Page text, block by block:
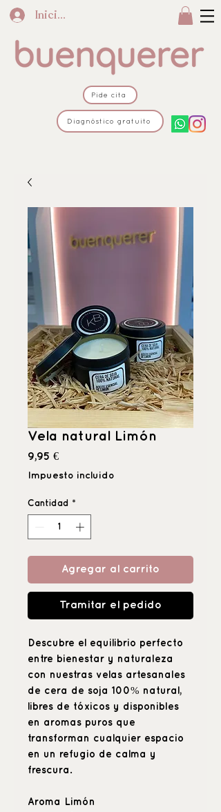
Iniciar sesión
Pide cita
Diagnóstico gratuito
Vela natural Limón
9,95 €Precio
Impuesto incluido
Cantidad *
Agregar al carrito
Tramitar el pedido
Descubre el equilibrio perfecto
entre bienestar y naturaleza
con nuestras velas artesanales
de cera de soja 100% natural,
libres de tóxicos y disponibles
en aromas puros que
transforman cualquier espacio
en un refugio de calma y
frescura.
Aroma Limón